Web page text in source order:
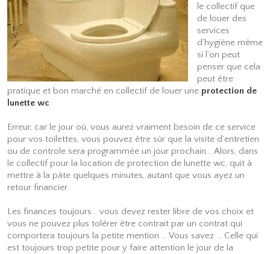
le collectif que
de louer des
services
d’hygiène même
si l’on peut
penser que cela
peut être
pratique et bon marché en collectif de louer une protection de
lunette wc.
Erreur, car le jour où, vous aurez vraiment besoin de ce service
pour vos toilettes, vous pouvez être sûr que la visite d’entretien
ou de controle sera programmée un jour prochain… Alors, dans
le collectif pour la location de protection de lunette wc, quit à
mettre à la pâte quelques minutes, autant que vous ayez un
retour financier.
Les finances toujours… vous devez rester libre de vos choix et
vous ne pouvez plus tolérer être contrait par un contrat qui
comportera toujours la petite mention … Vous savez … Celle qui
est toujours trop petite pour y faire attention le jour de la